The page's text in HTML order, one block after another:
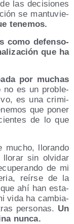
las deci­sio­nes
se man­tu­vie­
tenemos.
como defen­so­
que ha
por muchas
no es un pro­ble­
es una cri­mi­
que poner
de lo que
mucho, llo­ran­do
llo­rar sin olvi­dar
de mi
reír­se de la
ahí han esta­
vida ha cam­bia­
per­so­nas. Un
nunca.